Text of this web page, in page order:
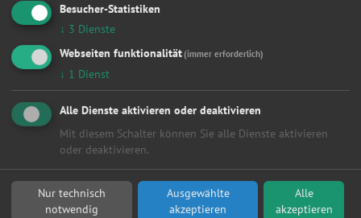
Alt-Moabit 53
10555
Berlin
Autowerkstatt
Kundenanfragen erhalten?
▶ Werkstatt aktivieren
Sie möchten aufAutoreparaturen.dean dieseKFZ-Werkstatt
eine kostenlose und unverbindliche Reparaturanfrage
stellen?
Besucher-Statistiken
↓ 3 Dienste
Webseiten funktionalität(immer erforderlich)
↓ 1 Dienst
Alle Dienste aktivieren oder deaktivieren
Mit diesem Schalter können Sie alle Dienste aktivieren
oder deaktivieren.
Nur technisch
notwendig
Ausgewählte
akzeptieren
Alle
akzeptieren